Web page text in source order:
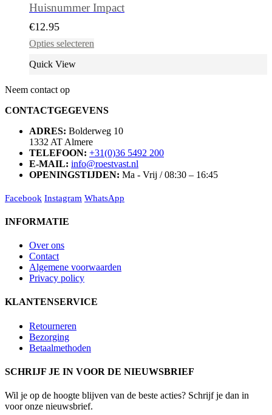
gekozen
productpagina
Huisnummer Impact
€12.95
Opties selecteren
product
kan
gekozen
worden
op
de
productpagina
Quick View
Neem contact op
CONTACTGEGEVENS
ADRES: Bolderweg 10
1332 AT Almere
TELEFOON: +31(0)36 5492 200
E-MAIL: info@roestvast.nl
OPENINGSTIJDEN: Ma - Vrij / 08:30 – 16:45
Facebook Instagram WhatsApp
INFORMATIE
Over ons
Contact
Algemene voorwaarden
Privacy policy
KLANTENSERVICE
Retourneren
Bezorging
Betaalmethoden
SCHRIJF JE IN VOOR DE NIEUWSBRIEF
Wil je op de hoogte blijven van de beste acties? Schrijf je dan in
voor onze nieuwsbrief.